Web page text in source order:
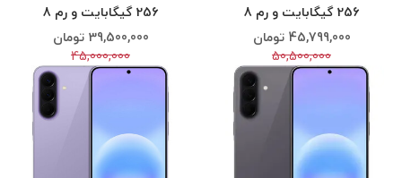
256 گیگابایت و رم 8
گیگابایت، رزولوشن دوربین
اصلی ۸ مگاپیکسل، پشتیبانی
از قلم(اعتباری اسنپ)
45,799,000 تومان
50,500,000
256 گیگابایت و رم 8
گیگابایت، رزولوشن دوربین
اصلی ۸ مگاپیکسل، پشتیبانی
39,500,000 تومان
45,000,000